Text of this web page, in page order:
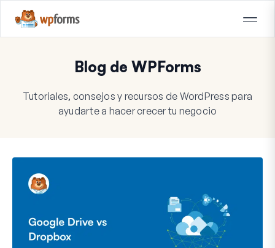
Blog de WPForms
Tutoriales, consejos y recursos de WordPress para
ayudarte a hacer crecer tu negocio